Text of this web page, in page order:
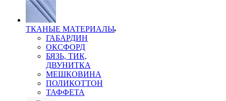
ТКАНЫЕ МАТЕРИАЛЫ
ГАБАРДИН
ОКСФОРД
БЯЗЬ, ТИК,
ДВУНИТКА
МЕШКОВИНА
ПОЛИКОТТОН
ТАФФЕТА